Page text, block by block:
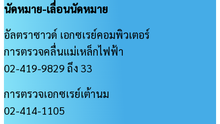
นัดหมาย-เลื่อนนัดหมาย
อัลตราซาวด์ เอกซเรย์คอมพิวเตอร์
การตรวจคลื่นแม่เหล็กไฟฟ้า
02-419-9829 ถึง 33
การตรวจเอกซเรย์เต้านม
02-414-1105